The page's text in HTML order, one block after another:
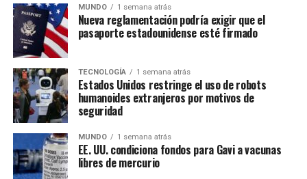
MUNDO 1 semana atrás
Nueva reglamentación podría exigir que el
pasaporte estadounidense esté firmado
TECNOLOGÍA 1 semana atrás
Estados Unidos restringe el uso de robots
humanoides extranjeros por motivos de
seguridad
MUNDO 1 semana atrás
EE. UU. condiciona fondos para Gavi a vacunas
libres de mercurio